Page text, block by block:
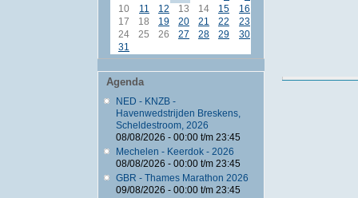
10
11 12 13 14 15
16
17
18 19 20 21 22
23
24
25 26 27 28 29
30
31
Agenda
NED - KNZB -
Havenwedstrijden Breskens,
Scheldestroom, 2026
08/08/2026 - 00:00t/m 23:45
Mechelen - Keerdok - 2026
08/08/2026 - 00:00t/m 23:45
GBR - Thames Marathon 2026
09/08/2026 - 00:00t/m 23:45